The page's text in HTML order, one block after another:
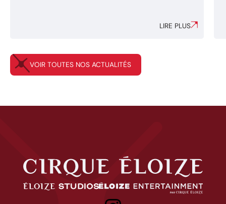
LIRE PLUS
VOIR TOUTES NOS ACTUALITÉS
Cirque Éloize
Éloize Studios Eloize entertainment